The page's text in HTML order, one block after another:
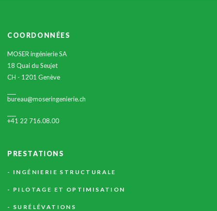
COORDONNÉES
MOSER ingénierie SA
18 Quai du Seujet
CH - 1201 Genève
bureau@moseringenierie.ch
+41 22 716.08.00
PRESTATIONS
INGÉNIERIE STRUCTURALE
PILOTAGE ET OPTIMISATION
SURÉLÉVATIONS